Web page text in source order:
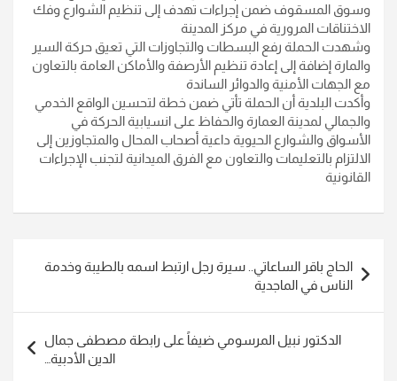
وسوق المسقوف ضمن إجراءات تهدف إلى تنظيم الشوارع وفك
الاختناقات المرورية في مركز المدينة
وشهدت الحملة رفع البسطات والتجاوزات التي تعيق حركة السير
والمارة إضافة إلى إعادة تنظيم الأرصفة والأماكن العامة بالتعاون
مع الجهات الأمنية والدوائر الساندة
وأكدت البلدية أن الحملة تأتي ضمن خطة لتحسين الواقع الخدمي
والجمالي لمدينة العمارة والحفاظ على انسيابية الحركة في
الأسواق والشوارع الحيوية داعية أصحاب المحال والمتجاوزين إلى
الالتزام بالتعليمات والتعاون مع الفرق الميدانية لتجنب الإجراءات
القانونية
المقالات
الحاج باقر الساعاتي.. سيرة رجل ارتبط اسمه بالطيبة وخدمة
الناس في الماجدية
الدكتور نبيل المرسومي ضيفاً على رابطة مصطفى جمال
الدين الأدبية…